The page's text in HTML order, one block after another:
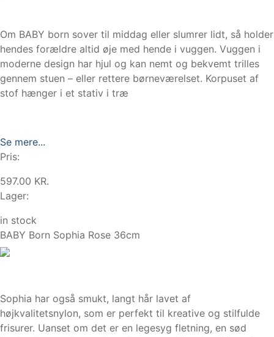
Om BABY born sover til middag eller slumrer lidt, så holder
hendes forældre altid øje med hende i vuggen. Vuggen i
moderne design har hjul og kan nemt og bekvemt trilles
gennem stuen – eller rettere børneværelset. Korpuset af
stof hænger i et stativ i træ
Se mere...
Pris:
597.00 KR.
Lager:
in stock
BABY Born Sophia Rose 36cm
Sophia har også smukt, langt hår lavet af
højkvalitetsnylon, som er perfekt til kreative og stilfulde
frisurer. Uanset om det er en legesyg fletning, en sød